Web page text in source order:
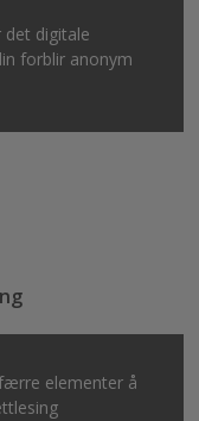
det digitale
forblir anonym
elementer å